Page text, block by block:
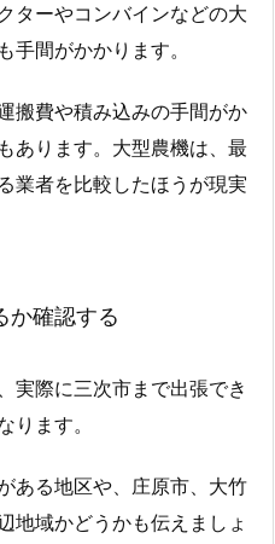
ターやコンバインなどの大
手間がかかります。
搬費や積み込みの手間がか
あります。大型農機は、最
業者を比較したほうが現実
か確認する
実際に三次市まで出張でき
ります。
ある地区や、庄原市、大竹
地域かどうかも伝えましょ